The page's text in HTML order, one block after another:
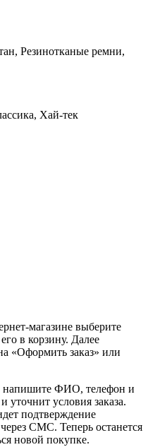
Резинотканые ремни,
Хай-тек
магазине выберите
в корзину. Далее
«Оформить заказ» или
напишите ФИО, телефон и
уточнит условия заказа.
подтверждение
СМС. Теперь останется
новой покупке.